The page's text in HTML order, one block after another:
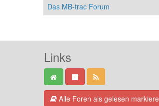
Das MB-trac Forum
Links
Alle Foren als gelesen